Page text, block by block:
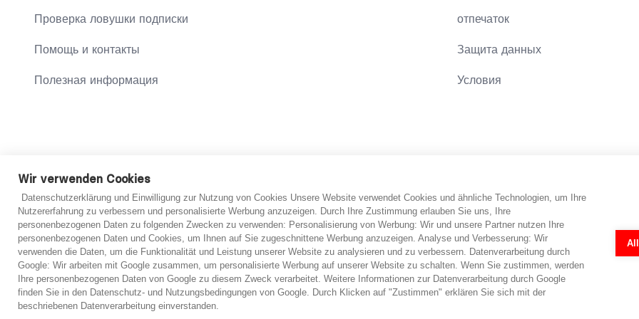
Проверка ловушки подписки
Помощь и контакты
Полезная информация
отпечаток
Защита данных
Условия
*Примечание: abo-hilfe.de представляет собой информационный веб-сайт. Потребитель получает информацию, а также
Информация может быть передана потребителю, а анкета также может быть заполнена по телефону. abo-hilfe.de не
консультаций. Независимо от предоставленной информации, потребителю обеспечивается контакт с юристами. Анкеты и
упрощенной первоначальной оценки. Однако в принципе в каждом отдельном случае всегда необходима индивидуальная
только после рассмотрения представленных документов.
Wir verwenden Cookies
Datenschutzerklärung und Einwilligung zur Nutzung von Cookies Unsere Website verwendet Cookies und ähnliche Technologien, um Ihre
Nutzererfahrung zu verbessern und personalisierte Werbung anzuzeigen. Durch Ihre Zustimmung erlauben Sie uns, Ihre
personenbezogenen Daten zu folgenden Zwecken zu verwenden: Personalisierung von Werbung: Wir und unsere Partner nutzen Ihre
personenbezogenen Daten und Cookies, um Ihnen auf Sie zugeschnittene Werbung anzuzeigen. Analyse und Verbesserung: Wir
verwenden die Daten, um die Funktionalität und Leistung unserer Website zu analysieren und zu verbessern. Datenverarbeitung durch
Google: Wir arbeiten mit Google zusammen, um personalisierte Werbung auf unserer Website zu schalten. Wenn Sie zustimmen, werden
Ihre personenbezogenen Daten von Google zu diesem Zweck verarbeitet. Weitere Informationen zur Datenverarbeitung durch Google
finden Sie in den Datenschutz- und Nutzungsbedingungen von Google. Durch Klicken auf "Zustimmen" erklären Sie sich mit der
beschriebenen Datenverarbeitung einverstanden.